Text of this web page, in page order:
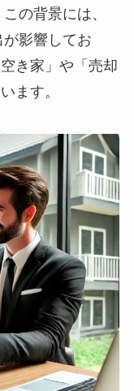
の背景には、
影響してお
き家」や「売却
ます。